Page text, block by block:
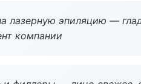
лазерную эпиляцию —
компании